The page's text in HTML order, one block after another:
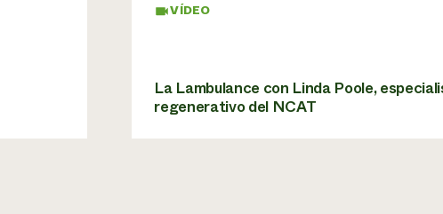
VÍDEO
La Lambulance con Linda Poole,
regenerativo del NCAT